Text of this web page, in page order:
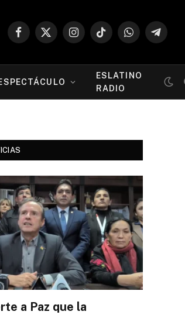
Facebook
X
InstagramTikTokWhatsApp
ESLATINO
RADIO
a Paz que la